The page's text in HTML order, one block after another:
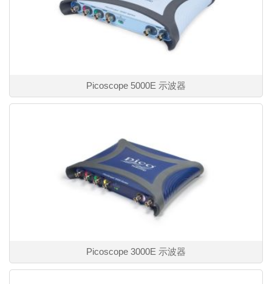
Picoscope 5000E 示波器
Picoscope 3000E 示波器